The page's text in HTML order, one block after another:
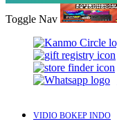
Toggle Nav
VIDIO BOKEP INDO